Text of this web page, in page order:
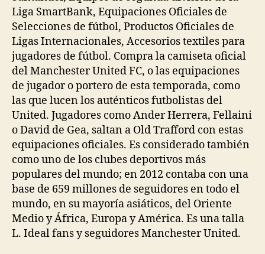
Liga SmartBank, Equipaciones Oficiales de
Selecciones de fútbol, Productos Oficiales de
Ligas Internacionales, Accesorios textiles para
jugadores de fútbol. Compra la camiseta oficial
del Manchester United FC, o las equipaciones
de jugador o portero de esta temporada, como
las que lucen los auténticos futbolistas del
United. Jugadores como Ander Herrera, Fellaini
o David de Gea, saltan a Old Trafford con estas
equipaciones oficiales. Es considerado también
como uno de los clubes deportivos más
populares del mundo; en 2012 contaba con una
base de 659 millones de seguidores en todo el
mundo, en su mayoría asiáticos, del Oriente
Medio y África, Europa y América. Es una talla
L. Ideal fans y seguidores Manchester United.